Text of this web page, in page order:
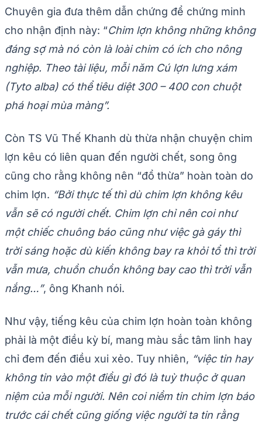
Chuyên gia đưa thêm dẫn chứng để chứng minh
cho nhận định này: “Chim lợn không những không
đáng sợ mà nó còn là loài chim có ích cho nông
nghiệp. Theo tài liệu, mỗi năm Cú lợn lưng xám
(Tyto alba) có thể tiêu diệt 300 – 400 con chuột
phá hoại mùa màng”.
Còn TS Vũ Thế Khanh dù thừa nhận chuyện chim
lợn kêu có liên quan đến người chết, song ông
cũng cho rằng không nên “đổ thừa” hoàn toàn do
chim lợn. “Bởi thực tế thì dù chim lợn không kêu
vẫn sẽ có người chết. Chim lợn chỉ nên coi như
một chiếc chuông báo cũng như việc gà gáy thì
trời sáng hoặc dù kiến không bay ra khỏi tổ thì trời
vẫn mưa, chuồn chuồn không bay cao thì trời vẫn
nắng…”, ông Khanh nói.
Như vậy, tiếng kêu của chim lợn hoàn toàn không
phải là một điều kỳ bí, mang màu sắc tâm linh hay
chỉ đem đến điều xui xẻo. Tuy nhiên, “việc tin hay
không tin vào một điều gì đó là tuỳ thuộc ở quan
niệm của mỗi người. Nên coi niềm tin chim lợn báo
trước cái chết cũng giống việc người ta tin rằng